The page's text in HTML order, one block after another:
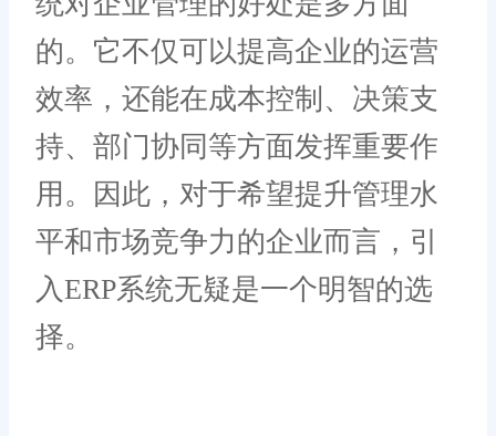
的。它不仅可以提高企业的运营
效率，还能在成本控制、决策支
持、部门协同等方面发挥重要作
用。因此，对于希望提升管理水
平和市场竞争力的企业而言，引
入ERP系统无疑是一个明智的选
择。